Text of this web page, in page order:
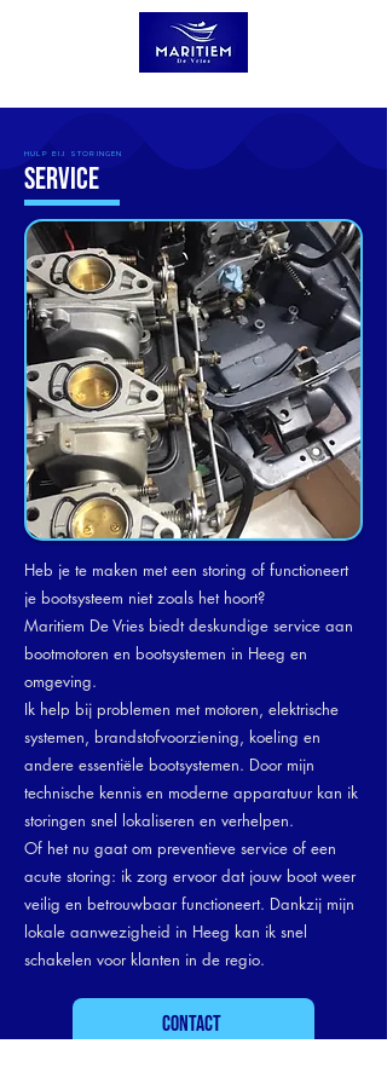
HULP BIJ STORINGEN
SERVICE
Heb je te maken met een storing of functioneert
je bootsysteem niet zoals het hoort?
Maritiem De Vries biedt deskundige service aan
bootmotoren en bootsystemen in Heeg en
omgeving.
Ik help bij problemen met motoren, elektrische
systemen, brandstofvoorziening, koeling en
andere essentiële bootsystemen. Door mijn
technische kennis en moderne apparatuur kan ik
storingen snel lokaliseren en verhelpen.
Of het nu gaat om preventieve service of een
acute storing: ik zorg ervoor dat jouw boot weer
veilig en betrouwbaar functioneert. Dankzij mijn
lokale aanwezigheid in Heeg kan ik snel
schakelen voor klanten in de regio.
Contact